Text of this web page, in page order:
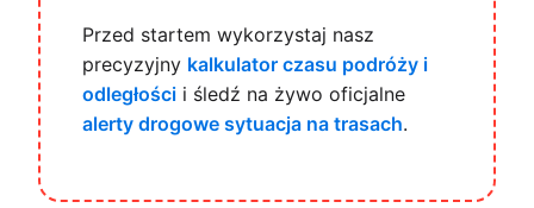
Przed startem wykorzystaj nasz
precyzyjny kalkulator czasu podróży i
odległości i śledź na żywo oficjalne
alerty drogowe sytuacja na trasach.